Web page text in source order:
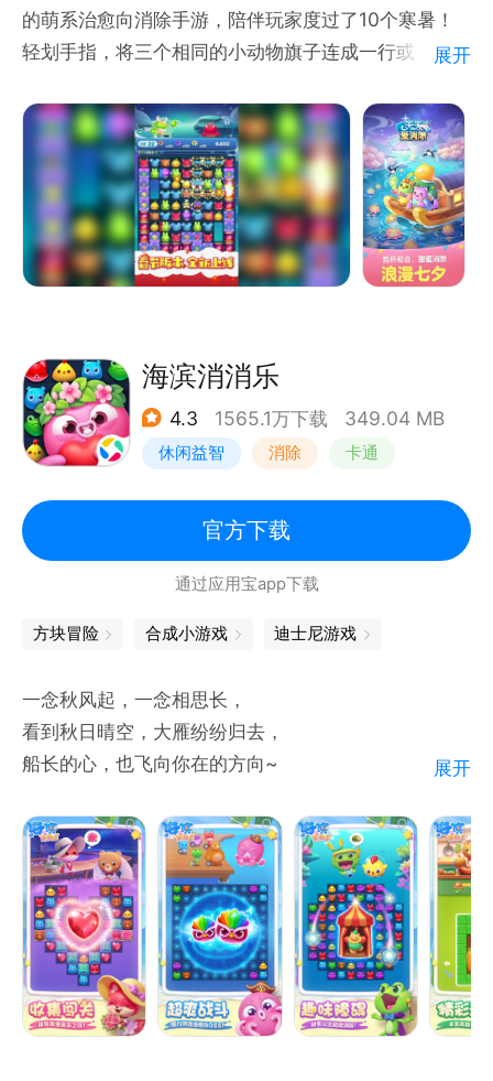
的萌系治愈向消除手游，陪伴玩家度过了10个寒暑！
轻划手指，将三个相同的小动物旗子连成一行或一列，
除道具和关卡机制，为你的消除旅程插上翅膀吧！
开发组目前精心制作了将近5000多个关卡，120多种
丰富逗趣的关卡元素，更有冒险模式、经典模式、换装
玩法、家装玩法、塔防玩法等多种游戏模式等你体验！
新的游戏玩法还在不断地推出中！
徜徉在奇妙梦幻的梦境云海里，和暖萌国民IP大使喵星
守护下，一起做一些甜甜的美梦吧！
展开
海滨消消乐
4.3 1565.1万下载 349.04 MB
休闲益智 消除 卡通
乐元素
官方下载
通过应用宝app下载
方块冒险 合成小游戏 迪士尼游戏
一念秋风起，一念相思长，
看到秋日晴空，大雁纷纷归去，
船长的心，也飞向你在的方向~
【新障碍-抹茶酱】
海滨没有绿野仙踪，但有抹茶奇遇！
浓香抹茶酱，消一次就涂一格棋盘~
消除直至棋盘被铺满，成就感爆棚！！
【海底大冒险】
珊瑚丛林、神秘洞穴、沉没宝藏...
展开